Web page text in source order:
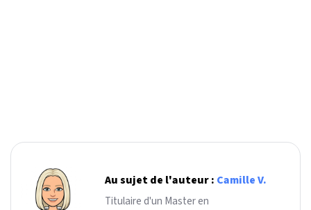
Au sujet de l'auteur : Camille V.
Titulaire d'un Master en